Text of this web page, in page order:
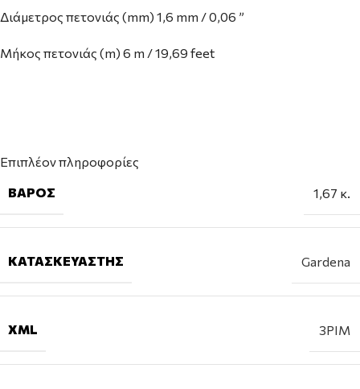
Διάμετρος πετονιάς (mm) 1,6 mm / 0,06 ”
Μήκος πετονιάς (m) 6 m / 19,69 feet
Επιπλέον πληροφορίες
ΒΆΡΟΣ
1,67 κ.
ΚΑΤΑΣΚΕΥΑΣΤΉΣ Gardena
XML 3PIM